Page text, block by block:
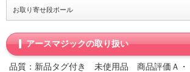
お取り寄せ段ボール
アースマジックの取り扱い
品質：新品タグ付き 未使用品 商品評価Ａ